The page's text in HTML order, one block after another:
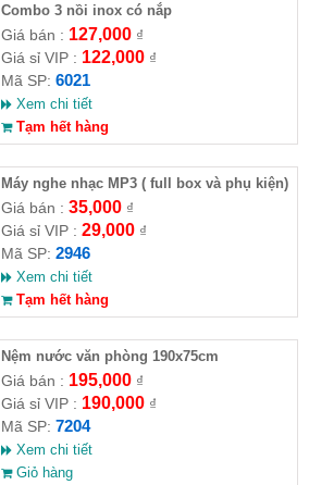
Combo 3 nồi inox có nắp
Giá bán : 127,000₫
Giá sỉ VIP : 122,000₫
Mã SP: 6021
Xem chi tiết
Tạm hết hàng
Máy nghe nhạc MP3 ( full box và phụ kiện)
Giá bán : 35,000₫
Giá sỉ VIP : 29,000₫
Mã SP: 2946
Xem chi tiết
Tạm hết hàng
Nệm nước văn phòng 190x75cm
Giá bán : 195,000₫
Giá sỉ VIP : 190,000₫
Mã SP: 7204
Xem chi tiết
Giỏ hàng